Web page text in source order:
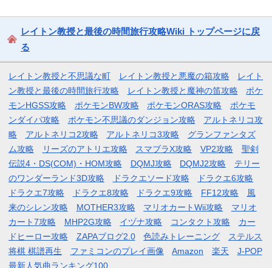
レイトン教授と最後の時間旅行攻略Wiki トップページに戻
る
レイトン教授と不思議な町 レイトン教授と悪魔の箱攻略
レイト
ン教授と最後の時間旅行攻略
レイトン教授と魔神の笛攻略
ポケ
モンHGSS攻略
ポケモンBW攻略 ポケモンORAS攻略
ポケモ
ンダイパ攻略
ポケモン不思議のダンジョン攻略
アルトネリコ攻
略
アルトネリコ2攻略 アルトネリコ3攻略
グランファンタズ
ム攻略
リーズのアトリエ攻略 スマブラX攻略 VP2攻略
聖剣
伝説4・DS(COM)・HOM攻略
DQMJ攻略 DQMJ2攻略
テリー
のワンダーランド3D攻略
ドラクエソード攻略
ドラクエ6攻略
ドラクエ7攻略
ドラクエ8攻略 ドラクエ9攻略 FF12攻略
風
来のシレン攻略
MOTHER3攻略 マリオカートWii攻略
マリオ
カート7攻略
MHP2G攻略 イヅナ攻略 コンタクト攻略
カー
ドヒーロー攻略
ZAPAブログ2.0 色読みトレーニング
ステルス
将棋 棋譜再生
ファミコンのプレイ画像 Amazon 楽天
J-POP
最新人気曲ランキング100